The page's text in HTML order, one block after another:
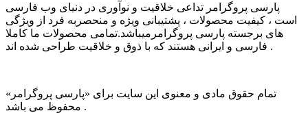
پارسی پروگرامر تداعی خلاقیت و نوآوری در دنیای وب فارسی
است ، کیفیت محصولات ، پشتیبانی ویژه و منحصربه فرد از ویژگی
های برجسته پارسی پروگرامرمیباشد.تمامی محصولات ما کاملا
فارسی و ایرانی هستند که با ذوق و خلاقیت طراحی شده اند .
تمام حقوق مادی و معنوی این سایت برای «پارسی پروگرامر»
محفوظ می باشد .